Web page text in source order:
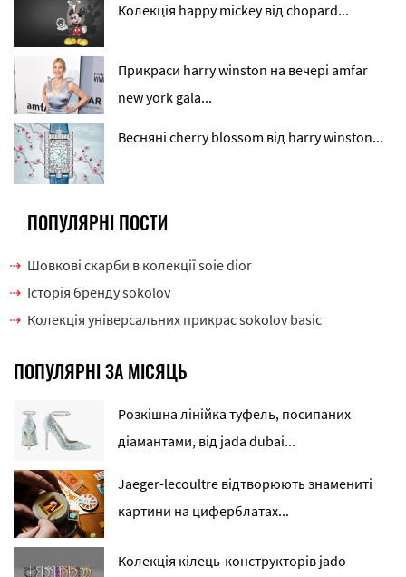
Колекція happy mickey від chopard...
Прикраси harry winston на вечері amfar
new york gala...
Весняні cherry blossom від harry winston...
ПОПУЛЯРНІ ПОСТИ
Шовкові скарби в колекції soie dior
Історія бренду sokolov
Колекція універсальних прикрас sokolov basic
ПОПУЛЯРНІ ЗА МІСЯЦЬ
Розкішна лінійка туфель, посипаних
діамантами, від jada dubai...
Jaeger-lecoultre відтворюють знамениті
картини на циферблатах...
Колекція кілець-конструкторів jado